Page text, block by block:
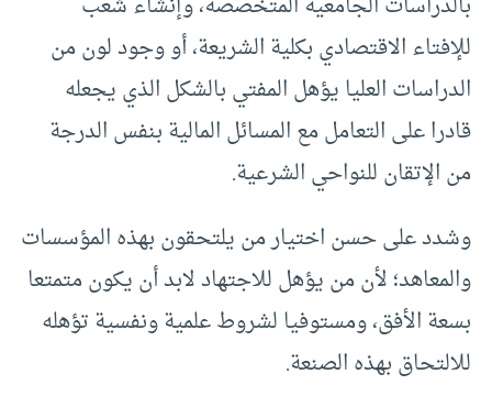
للإفتاء الاقتصادي بكلية الشريعة، أو وجود لون من
الدراسات العليا يؤهل المفتي بالشكل الذي يجعله
قادرا على التعامل مع المسائل المالية بنفس الدرجة
من الإتقان للنواحي الشرعية.
وشدد على حسن اختيار من يلتحقون بهذه المؤسسات
والمعاهد؛ لأن من يؤهل للاجتهاد لابد أن يكون متمتعا
بسعة الأفق، ومستوفيا لشروط علمية ونفسية تؤهله
للالتحاق بهذه الصنعة.